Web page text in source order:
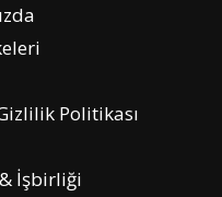
Politikası
İşbirliği